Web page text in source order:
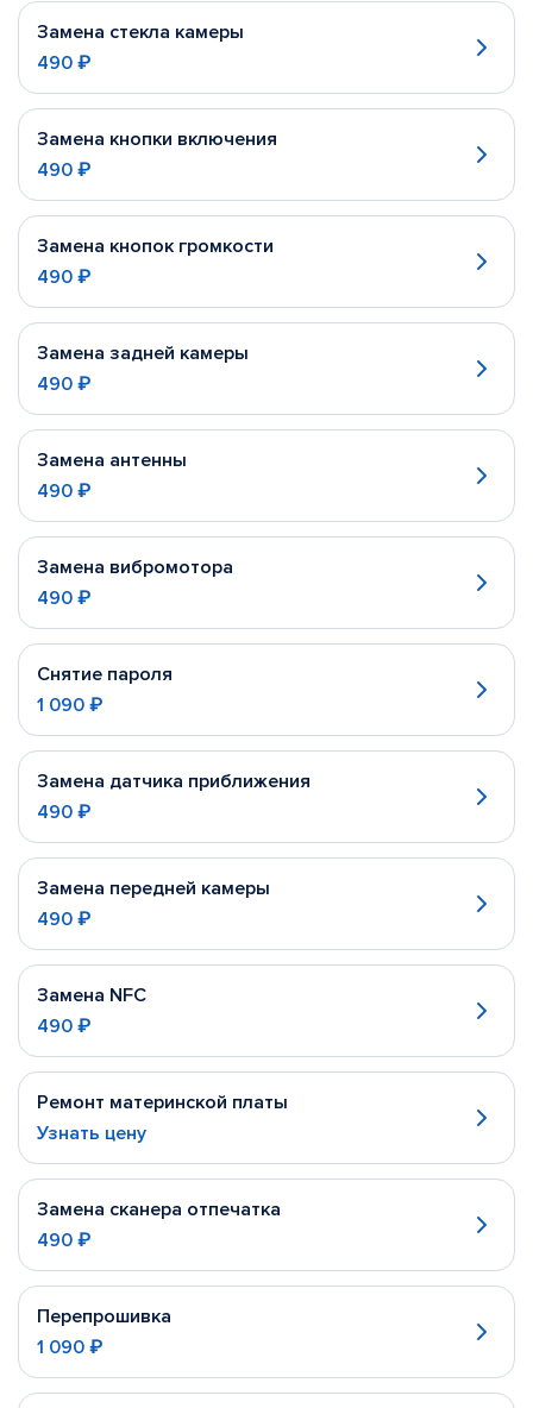
Замена стекла камеры
490 ₽
Замена кнопки включения
490 ₽
Замена кнопок громкости
490 ₽
Замена задней камеры
490 ₽
Замена антенны
490 ₽
Замена вибромотора
490 ₽
Снятие пароля
1 090 ₽
Замена датчика приближения
490 ₽
Замена передней камеры
490 ₽
Замена NFC
490 ₽
Ремонт материнской платы
Узнать цену
Замена сканера отпечатка
490 ₽
Перепрошивка
1 090 ₽